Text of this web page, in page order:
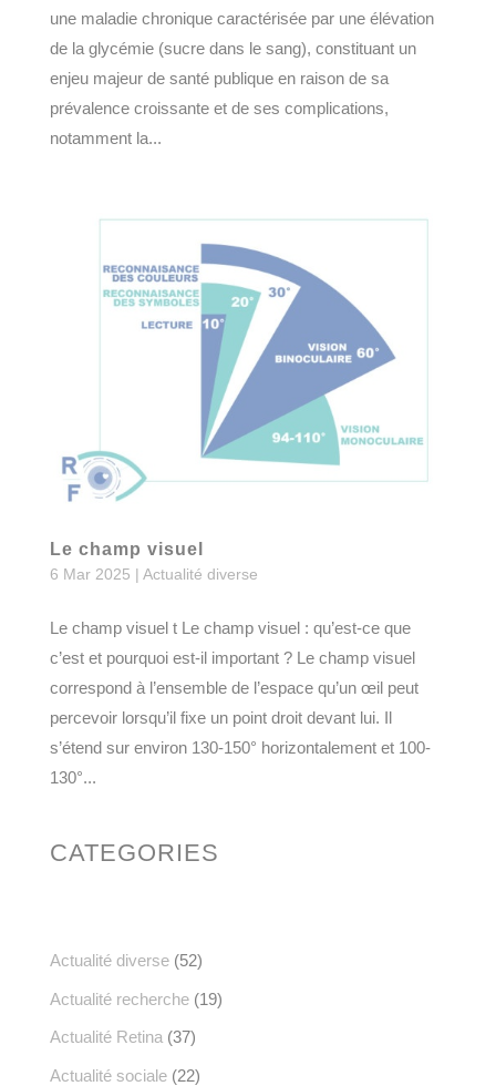
une maladie chronique caractérisée par une élévation
de la glycémie (sucre dans le sang), constituant un
enjeu majeur de santé publique en raison de sa
prévalence croissante et de ses complications,
notamment la...
Le champ visuel
6 Mar 2025 | Actualité diverse
Le champ visuel t Le champ visuel : qu’est-ce que
c’est et pourquoi est-il important ? Le champ visuel
correspond à l’ensemble de l’espace qu’un œil peut
percevoir lorsqu’il fixe un point droit devant lui. Il
s’étend sur environ 130-150° horizontalement et 100-
130°...
CATEGORIES
Actualité diverse(52)
Actualité recherche(19)
Actualité Retina (37)
Actualité sociale(22)